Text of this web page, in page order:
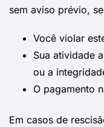
sem aviso prévio,
Você violar
Sua atividade
ou a
O pagamento
Em casos de